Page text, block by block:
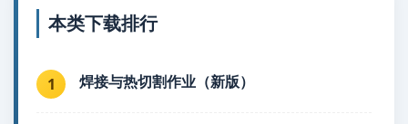
本类下载排行
1 焊接与热切割作业（新版）